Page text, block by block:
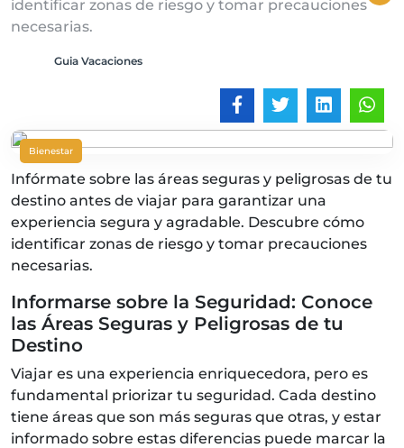
identificar zonas de riesgo y tomar precauciones
necesarias.
Guia Vacaciones
Bienestar
Infórmate sobre las áreas seguras y peligrosas de tu
destino antes de viajar para garantizar una
experiencia segura y agradable. Descubre cómo
identificar zonas de riesgo y tomar precauciones
necesarias.
Informarse sobre la Seguridad: Conoce
las Áreas Seguras y Peligrosas de tu
Destino
Viajar es una experiencia enriquecedora, pero es
fundamental priorizar tu seguridad. Cada destino
tiene áreas que son más seguras que otras, y estar
informado sobre estas diferencias puede marcar la